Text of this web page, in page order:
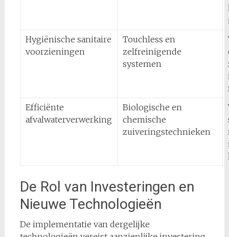
Hygiënische sanitaire
voorzieningen
Touchless en
zelfreinigende
systemen
Efficiënte
afvalwaterverwerking
Biologische en
chemische
zuiveringstechnieken
De Rol van Investeringen en
Nieuwe Technologieën
De implementatie van dergelijke